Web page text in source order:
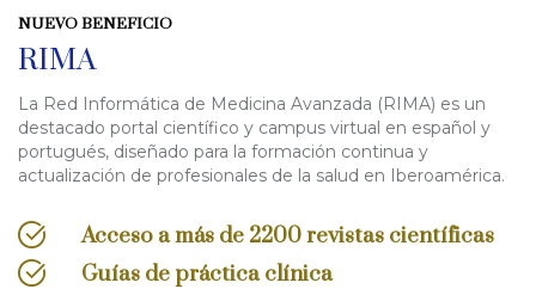
NUEVO BENEFICIO
RIMA
La Red Informática de Medicina Avanzada (RIMA) es un
destacado portal científico y campus virtual en español y
portugués, diseñado para la formación continua y
actualización de profesionales de la salud en Iberoamérica.
Acceso a más de 2200 revistas científicas
Guías de práctica clínica